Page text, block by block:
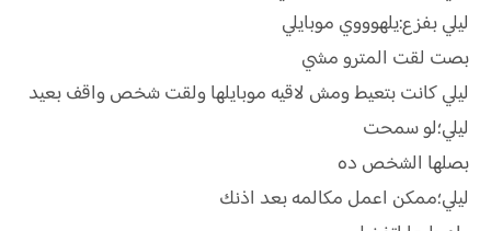
ليلي بفزع:يلهوووي موبايلي
بصت لقت المترو مشي
ليلي كانت بتعيط ومش لاقيه موبايلها ولقت شخص واقف بعيد
ليلي؛لو سمحت
بصلها الشخص ده
ليلي؛ممكن اعمل مكالمه بعد اذنك